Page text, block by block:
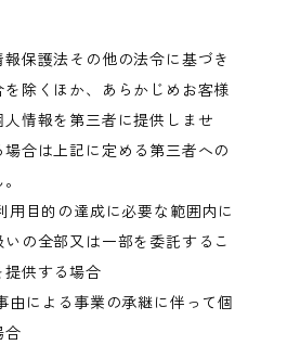
保護法その他の法令に基づき
除くほか、あらかじめお客様
情報を第三者に提供しませ
合は上記に定める第三者への
用目的の達成に必要な範囲内に
の全部又は一部を委託するこ
提供する場合
由による事業の承継に伴って個
合